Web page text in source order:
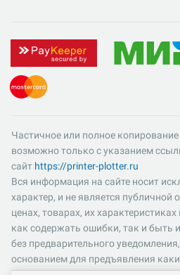
Частичное или полное
возможно только с указанием
сайт https://printer-plotter.ru
Вся информация на сайте носит
характер, и не является
ценах, товарах, их
как содержать ошибки, так и быть
без предварительного
основанием для предъявления